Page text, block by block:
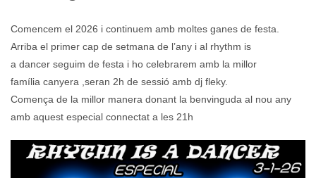
Comencem el 2026 i continuem amb moltes ganes de festa.
Arriba el primer cap de setmana de l’any i al rhythm is
a dancer seguim de festa i ho celebrarem amb la millor
família canyera ,seran 2h de sessió amb dj fleky.
Comença de la millor manera donant la benvinguda al nou any
amb aquest especial connectat a les 21h